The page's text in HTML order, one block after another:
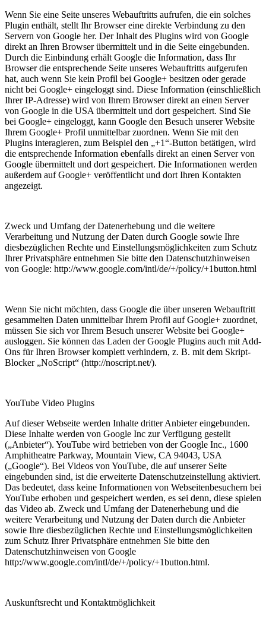
Wenn Sie eine Seite unseres Webauftritts aufrufen, die ein solches
Plugin enthält, stellt Ihr Browser eine direkte Verbindung zu den
Servern von Google her. Der Inhalt des Plugins wird von Google
direkt an Ihren Browser übermittelt und in die Seite eingebunden.
Durch die Einbindung erhält Google die Information, dass Ihr
Browser die entsprechende Seite unseres Webauftritts aufgerufen
hat, auch wenn Sie kein Profil bei Google+ besitzen oder gerade
nicht bei Google+ eingeloggt sind. Diese Information (einschließlich
Ihrer IP-Adresse) wird von Ihrem Browser direkt an einen Server
von Google in die USA übermittelt und dort gespeichert. Sind Sie
bei Google+ eingeloggt, kann Google den Besuch unserer Website
Ihrem Google+ Profil unmittelbar zuordnen. Wenn Sie mit den
Plugins interagieren, zum Beispiel den „+1“-Button betätigen, wird
die entsprechende Information ebenfalls direkt an einen Server von
Google übermittelt und dort gespeichert. Die Informationen werden
außerdem auf Google+ veröffentlicht und dort Ihren Kontakten
angezeigt.
Zweck und Umfang der Datenerhebung und die weitere
Verarbeitung und Nutzung der Daten durch Google sowie Ihre
diesbezüglichen Rechte und Einstellungsmöglichkeiten zum Schutz
Ihrer Privatsphäre entnehmen Sie bitte den Datenschutzhinweisen
von Google: http://www.google.com/intl/de/+/policy/+1button.html
Wenn Sie nicht möchten, dass Google die über unseren Webauftritt
gesammelten Daten unmittelbar Ihrem Profil auf Google+ zuordnet,
müssen Sie sich vor Ihrem Besuch unserer Website bei Google+
ausloggen. Sie können das Laden der Google Plugins auch mit Add-
Ons für Ihren Browser komplett verhindern, z. B. mit dem Skript-
Blocker „NoScript“ (http://noscript.net/).
YouTube Video Plugins
Auf dieser Webseite werden Inhalte dritter Anbieter eingebunden.
Diese Inhalte werden von Google Inc zur Verfügung gestellt
(„Anbieter“). YouTube wird betrieben von der Google Inc., 1600
Amphitheatre Parkway, Mountain View, CA 94043, USA
(„Google“). Bei Videos von YouTube, die auf unserer Seite
eingebunden sind, ist die erweiterte Datenschutzeinstellung aktiviert.
Das bedeutet, dass keine Informationen von Webseitenbesuchern bei
YouTube erhoben und gespeichert werden, es sei denn, diese spielen
das Video ab. Zweck und Umfang der Datenerhebung und die
weitere Verarbeitung und Nutzung der Daten durch die Anbieter
sowie Ihre diesbezüglichen Rechte und Einstellungsmöglichkeiten
zum Schutz Ihrer Privatsphäre entnehmen Sie bitte den
Datenschutzhinweisen von Google
http://www.google.com/intl/de/+/policy/+1button.html.
Auskunftsrecht und Kontaktmöglichkeit